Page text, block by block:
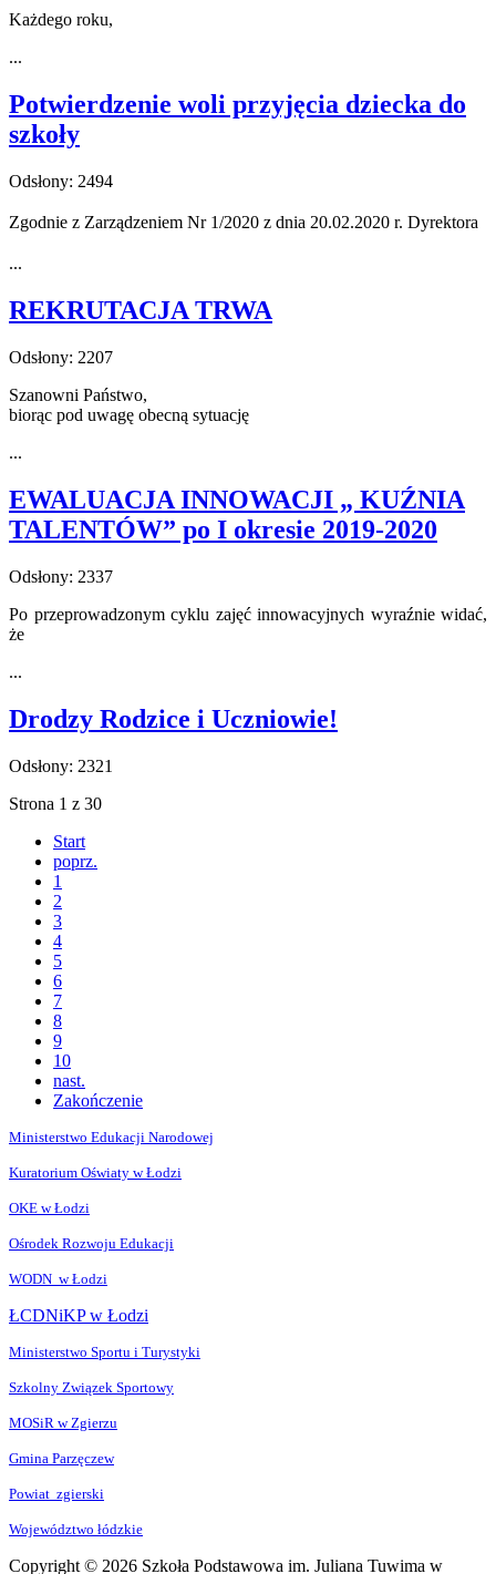
Każdego roku,
...
Potwierdzenie woli przyjęcia dziecka do
szkoły
Odsłony: 2494
Zgodnie z Zarządzeniem Nr 1/2020 z dnia 20.02.2020 r. Dyrektora
...
REKRUTACJA TRWA
Odsłony: 2207
Szanowni Państwo,
biorąc pod uwagę obecną sytuację
...
EWALUACJA INNOWACJI „ KUŹNIA
TALENTÓW” po I okresie 2019-2020
Odsłony: 2337
Po przeprowadzonym cyklu zajęć innowacyjnych wyraźnie widać,
że
...
Drodzy Rodzice i Uczniowie!
Odsłony: 2321
Strona 1 z 30
Start
poprz.
1
2
3
4
5
6
7
8
9
10
nast.
Zakończenie
Ministerstwo Edukacji Narodowej
Kuratorium Oświaty w Łodzi
OKE w Łodzi
Ośrodek Rozwoju Edukacji
WODN w Łodzi
ŁCDNiKP w Łodzi
Ministerstwo Sportu i Turystyki
Szkolny Związek Sportowy
MOSiR w Zgierzu
Gmina Parzęczew
Powiat zgierski
Województwo łódzkie
Copyright © 2026 Szkoła Podstawowa im. Juliana Tuwima w